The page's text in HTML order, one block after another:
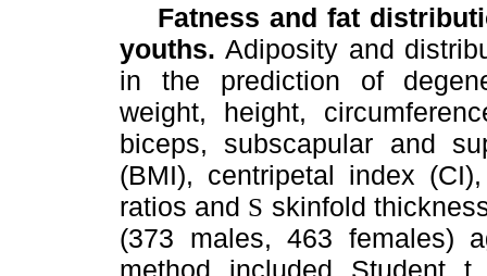
Fatness and fat
youths.Adiposity and
in the prediction of
weight, height,
biceps, subscapular and
(BMI), centripetal index
ratios and S skinfold
(373 males, 463 females)
method included Student t